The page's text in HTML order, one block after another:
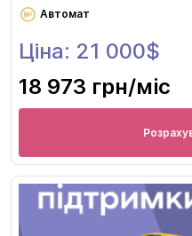
Автомат
Ціна: 21 000$
18 973 грн/міс